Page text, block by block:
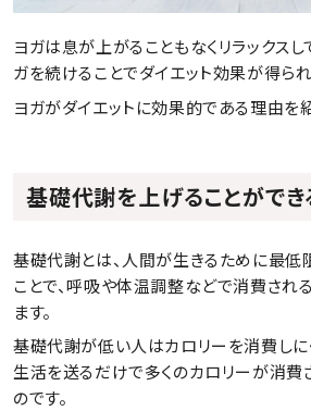
ヨガは息が上がることもなくリラックス
ガを続けることでダイエット効果が得られ
ヨガがダイエットに効果的である理由を
基礎代謝を上げることができ
基礎代謝とは、人間が生きるために最
ことで、呼吸や体温調整などで消費され
ます。
基礎代謝が低い人はカロリーを消費しに
生活を送るだけで多くのカロリーが消費
のです。